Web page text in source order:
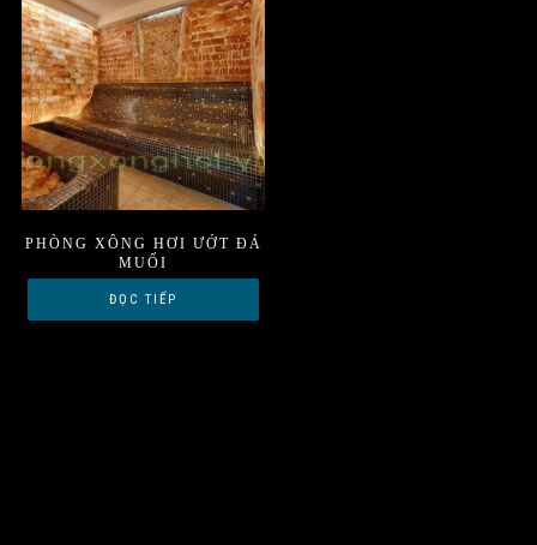
PHÒNG XÔNG HƠI ƯỚT ĐÁ
MUỐI
ĐỌC TIẾP